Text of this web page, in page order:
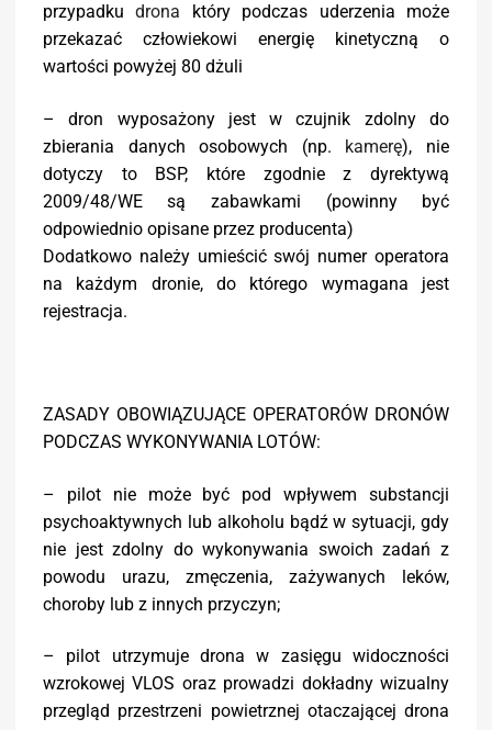
przypadkudrona który podczas uderzenia może
przekazać człowiekowi energię kinetyczną o
wartości powyżej 80 dżuli
– dron wyposażony jest w czujnik zdolny do
zbierania danych osobowych (np. kamerę), nie
dotyczy to BSP, które zgodnie z dyrektywą
2009/48/WE są zabawkami (powinny być
odpowiednio opisane przez producenta)
Dodatkowo należy umieścić swój numer operatora
na każdym dronie, do którego wymagana jest
rejestracja.
ZASADY OBOWIĄZUJĄCE OPERATORÓW DRONÓW
PODCZAS WYKONYWANIA LOTÓW:
– pilot nie może być pod wpływem substancji
psychoaktywnych lub alkoholu bądź w sytuacji, gdy
nie jest zdolny do wykonywania swoich zadań z
powodu urazu, zmęczenia, zażywanych leków,
choroby lub z innych przyczyn;
– pilot utrzymuje drona w zasięgu widoczności
wzrokowej VLOS oraz prowadzi dokładny wizualny
przegląd przestrzeni powietrznej otaczającej drona